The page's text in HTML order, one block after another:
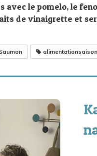
avec le pomelo, le
de vinaigrette et
alimentationsaison